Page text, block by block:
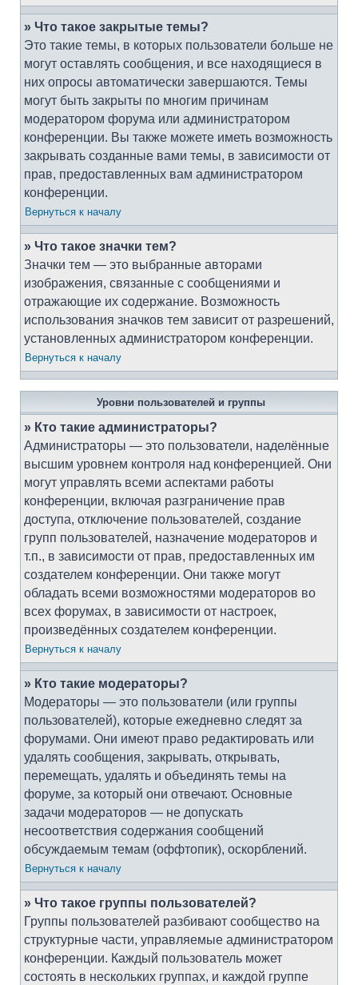
» Что такое закрытые темы?
Это такие темы, в которых пользователи больше не
могут оставлять сообщения, и все находящиеся в
них опросы автоматически завершаются. Темы
могут быть закрыты по многим причинам
модератором форума или администратором
конференции. Вы также можете иметь возможность
закрывать созданные вами темы, в зависимости от
прав, предоставленных вам администратором
конференции.
Вернуться к началу
» Что такое значки тем?
Значки тем — это выбранные авторами
изображения, связанные с сообщениями и
отражающие их содержание. Возможность
использования значков тем зависит от разрешений,
установленных администратором конференции.
Вернуться к началу
Уровни пользователей и группы
» Кто такие администраторы?
Администраторы — это пользователи, наделённые
высшим уровнем контроля над конференцией. Они
могут управлять всеми аспектами работы
конференции, включая разграничение прав
доступа, отключение пользователей, создание
групп пользователей, назначение модераторов и
т.п., в зависимости от прав, предоставленных им
создателем конференции. Они также могут
обладать всеми возможностями модераторов во
всех форумах, в зависимости от настроек,
произведённых создателем конференции.
Вернуться к началу
» Кто такие модераторы?
Модераторы — это пользователи (или группы
пользователей), которые ежедневно следят за
форумами. Они имеют право редактировать или
удалять сообщения, закрывать, открывать,
перемещать, удалять и объединять темы на
форуме, за который они отвечают. Основные
задачи модераторов — не допускать
несоответствия содержания сообщений
обсуждаемым темам (оффтопик), оскорблений.
Вернуться к началу
» Что такое группы пользователей?
Группы пользователей разбивают сообщество на
структурные части, управляемые администратором
конференции. Каждый пользователь может
состоять в нескольких группах, и каждой группе